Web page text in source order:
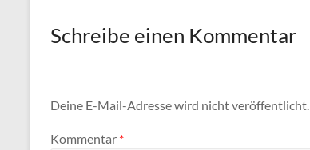
Schreibe einen Kommentar
Deine E-Mail-Adresse wird nicht veröffentlicht.
Kommentar *